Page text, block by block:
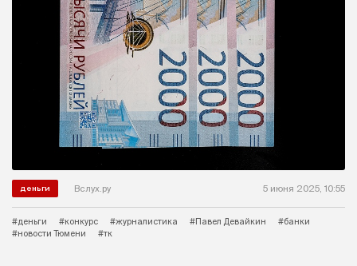
деньги Вслух.ру 5 июня 2025, 10:55
#деньги #конкурс #журналистика #Павел Девайкин
#банки
#новости Тюмени
#тк